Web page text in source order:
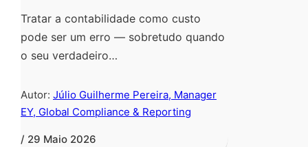
Tratar a contabilidade como custo
pode ser um erro — sobretudo quando
o seu verdadeiro…
Autor: Júlio Guilherme Pereira, Manager
EY, Global Compliance & Reporting
/ 29 Maio 2026